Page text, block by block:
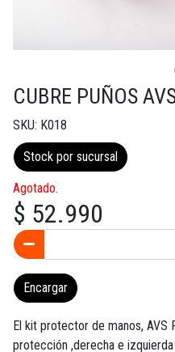
CUBRE PUÑOS
SKU: K018
Stock por sucursal
Agotado.
$ 52.990
Encargar
El kit protector de manos,
protección ,derecha e